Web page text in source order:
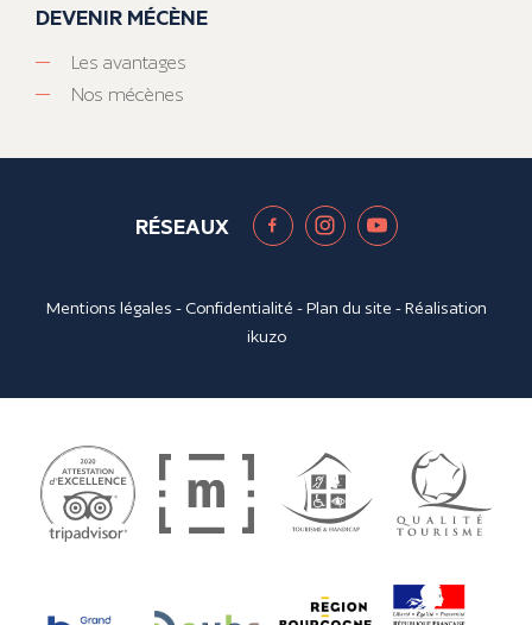
DEVENIR MÉCÈNE
Les avantages
Nos mécènes
RÉSEAUX
Mentions légales - Confidentialité -Plan du site - Réalisation
ikuzo